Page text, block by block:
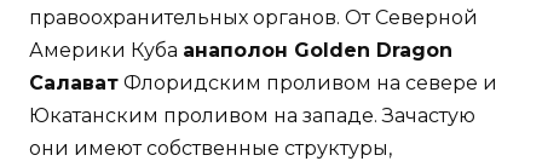
правоохранительных органов. От Северной
Америки Куба анаполон Golden Dragon
Салават Флоридским проливом на севере и
Юкатанским проливом на западе. Зачастую
они имеют собственные структуры,